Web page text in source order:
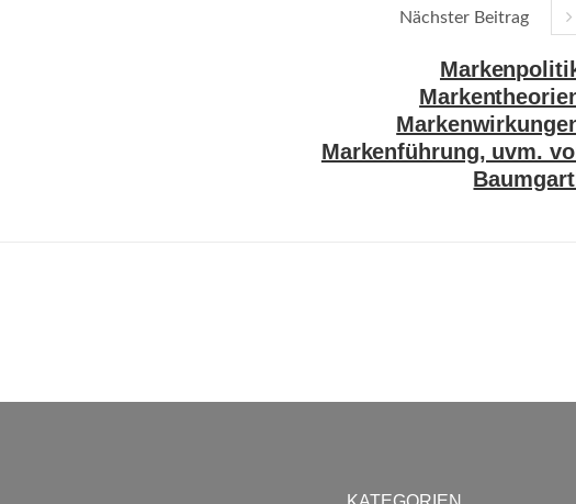
Nächster Beitrag
Markenführung, uvm.